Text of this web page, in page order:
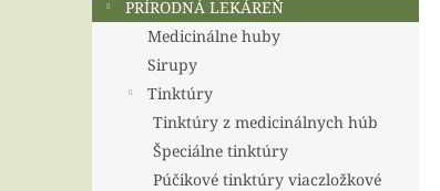
PRÍRODNÁ LEKÁREŇ
Medicinálne huby
Sirupy
Tinktúry
Tinktúry z medicinálnych húb
Špeciálne tinktúry
Púčikové tinktúry viaczložkové